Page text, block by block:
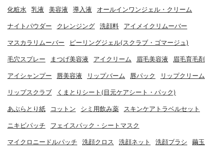
化粧水 乳液 美容液 導入液 オールインワンジェル・クリーム
ナイトパウダー クレンジング 洗顔料 アイメイクリムーバー
マスカラリムーバー ピーリングジェル(スクラブ・ゴマージュ)
毛穴スプレー まつげ美容液 アイクリーム 眉毛美容液 眉毛育毛剤
アイシャンプー 唇美容液 リップバーム 唇パック リップクリーム
リップスクラブ くまとりシート(目元ケアシート・パック)
あぶらとり紙 コットン シミ用飲み薬 スキンケアトラベルセット
ニキビパッチ フェイスパック・シートマスク
マイクロニードルパッチ 洗顔クロス 洗顔ネット 洗顔ブラシ 繭玉